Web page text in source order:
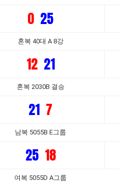
0 25
혼복 40대 A 8강
12 21
혼복 2030B 결승
21 7
남복 5055B E그룹
25 18
여복 5055D A그룹